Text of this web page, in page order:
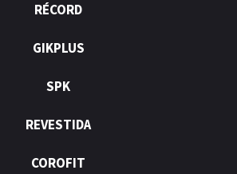
RÉCORD
GIKPLUS
SPK
REVESTIDA
COROFIT